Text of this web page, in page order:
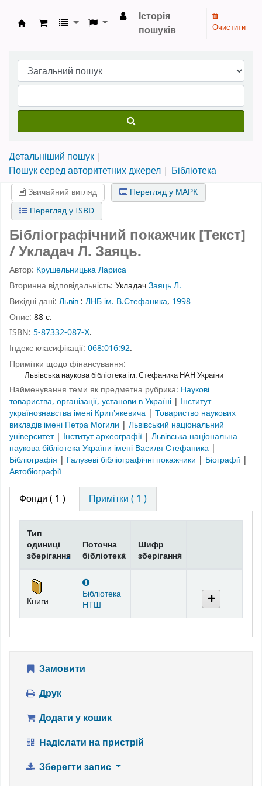
Бібліотека НТШ › Електронний каталог
Історія
пошуків
Очистити
Детальніший пошук
Пошук серед авторитетних джерел
Бібліотека
Звичайний вигляд
Перегляд у МАРК
Перегляд у ISBD
Бібліографічний покажчик [Текст]
/ Укладач Л. Заяць.
Автор: Крушельницька Лариса
Вторинна відповідальність: УкладачЗаяць Л.
Вихідні дані: Львів : ЛНБ ім. В.Стефаника, 1998
Опис: 88 с.
ISBN: 5-87332-087-Х.
Індекс класифікації: 068:016:92.
Примітки щодо фінансування:
Львівська наукова бібліотека ім. Стефаника НАН України
Найменування теми як предметна рубрика: Наукові
товариства, організації, установи в Україні | Інститут
українознавства імені Крипʼякевича | Товариство наукових
викладів імені Петра Могили | Львівський національний
університет | Інститут археографії | Львівська національна
наукова бібліотека України імені Василя Стефаника |
Бібліографія | Галузеві бібліографічні покажчики | Біографії |
Автобіографії
Фонди ( 1 ) Примітки ( 1 )
Тип
одиниці
зберігання
Поточна
бібліотека
Шифр
зберігання
Книги
Бібліотека
НТШ
Замовити
Друк
Додати у кошик
Надіслати на пристрій
Зберегти запис